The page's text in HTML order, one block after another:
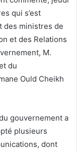
qui s’est
des ministres de
et des Relations
M.
du
Ould Cheikh
gouvernement a
plusieurs
dont